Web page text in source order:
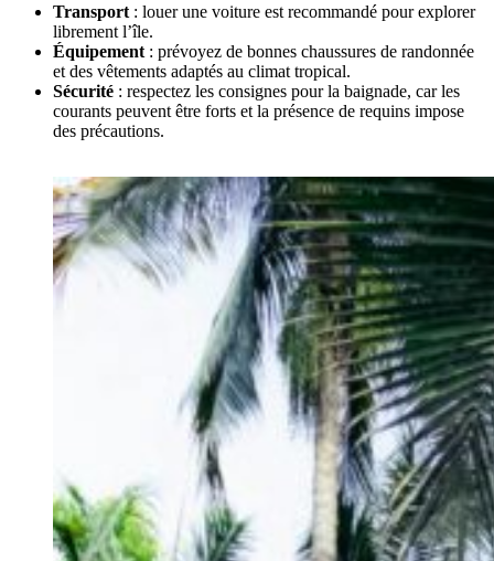
Transport : louer une voiture est recommandé pour explorer
librement l’île.
Équipement : prévoyez de bonnes chaussures de randonnée
et des vêtements adaptés au climat tropical.
Sécurité : respectez les consignes pour la baignade, car les
courants peuvent être forts et la présence de requins impose
des précautions.